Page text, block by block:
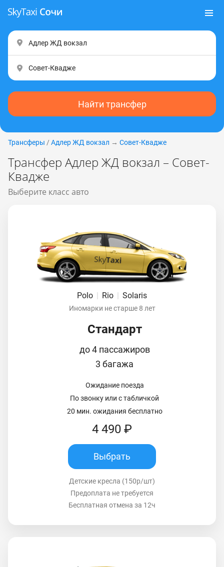
Найти трансфер
Трансферы / Адлер ЖД вокзал → Совет-Квадже
Трансфер Адлер ЖД вокзал – Совет-
Квадже
Выберите класс авто
Polo | Rio | Solaris
Иномарки не старше 8 лет
Стандарт
до 4 пассажиров
3 багажа
Ожидание поезда
По звонку или с табличкой
20 мин. ожидания бесплатно
4 490 ₽
Выбрать
Детские кресла (150р/шт)
Предоплата не требуется
Бесплатная отмена за 12ч